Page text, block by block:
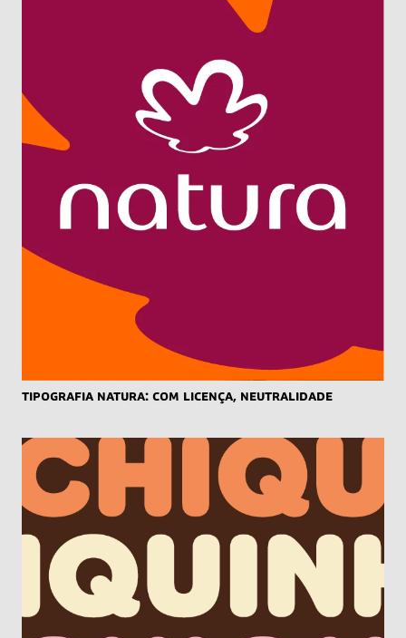
Tipografia Natura: Com Licença, Neutralidade